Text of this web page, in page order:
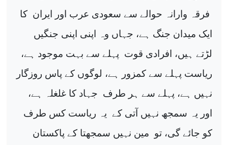
فرقہ وارانہ حوالے سے سعودی عرب اور ایران کا
ایک میدان جنگ ہے، جہاں وہ اپنی اپنی جنگیں
لڑتے ہیں، افرادی قوت پہلے سے بہت موجود ہے،
ریاست پہلے سے کمزور ہے، لوگوں کے پاس روزگار
نہیں ہے، پہلے سے ہر طرف جہاد کا غلغلہ ہے،
اور یہ سمجھ نہیں آتی کے یہ ریاست کس طرف
کو جائے گی، تو مین نہیں سمجھتا کے پاکستان